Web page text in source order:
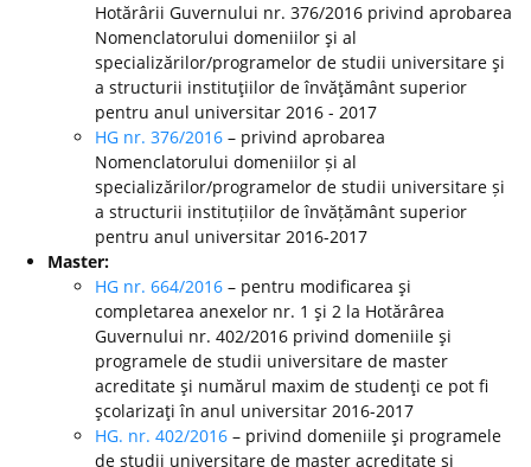
Hotărârii Guvernului nr. 376/2016 privind aprobarea
Nomenclatorului domeniilor şi al
specializărilor/programelor de studii universitare şi
a structurii instituţiilor de învăţământ superior
pentru anul universitar 2016 - 2017
HG nr. 376/2016 – privind aprobarea
Nomenclatorului domeniilor și al
specializărilor/programelor de studii universitare și
a structurii instituțiilor de învățământ superior
pentru anul universitar 2016-2017
Master:
HG nr. 664/2016 – pentru modificarea şi
completarea anexelor nr. 1 şi 2 la Hotărârea
Guvernului nr. 402/2016 privind domeniile şi
programele de studii universitare de master
acreditate şi numărul maxim de studenţi ce pot fi
şcolarizaţi în anul universitar 2016-2017
HG. nr. 402/2016 – privind domeniile şi programele
de studii universitare de master acreditate şi